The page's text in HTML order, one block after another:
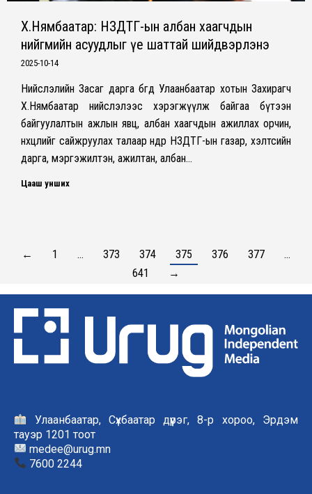
Х.Нямбаатар: НЗДТГ-ын албан хаагчдын
нийгмийн асуудлыг үе шаттай шийдвэрлэнэ
2025-10-14
Нийслэлийн Засаг дарга бөгөөд Улаанбаатар хотын Захирагч
Х.Нямбаатар нийслэлээс хэрэгжүүлж байгаа бүтээн
байгуулалтын ажлын явц, албан хаагчдын ажиллах орчин,
нөхцөлийг сайжруулах талаар өнөөдөр НЗДТГ-ын газар, хэлтсийн
дарга, мэргэжилтэн, ажилтан, албан…
Цааш унших
← 1 … 373 374 375 376 377
…
641
→
Улаанбаатар, Сүхбаатар дүүрэг, 8-р хороо, Эрдэм
тауэр 1201 тоот
medee@urug.mn
7600 2244